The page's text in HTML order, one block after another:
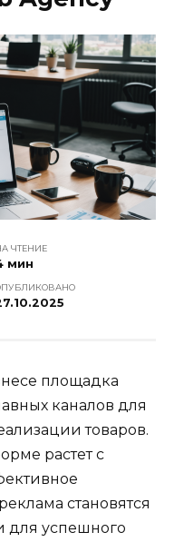
ЧТЕНИЕ
мин
площадка
каналов для
товаров.
растет с
становятся
для успешного